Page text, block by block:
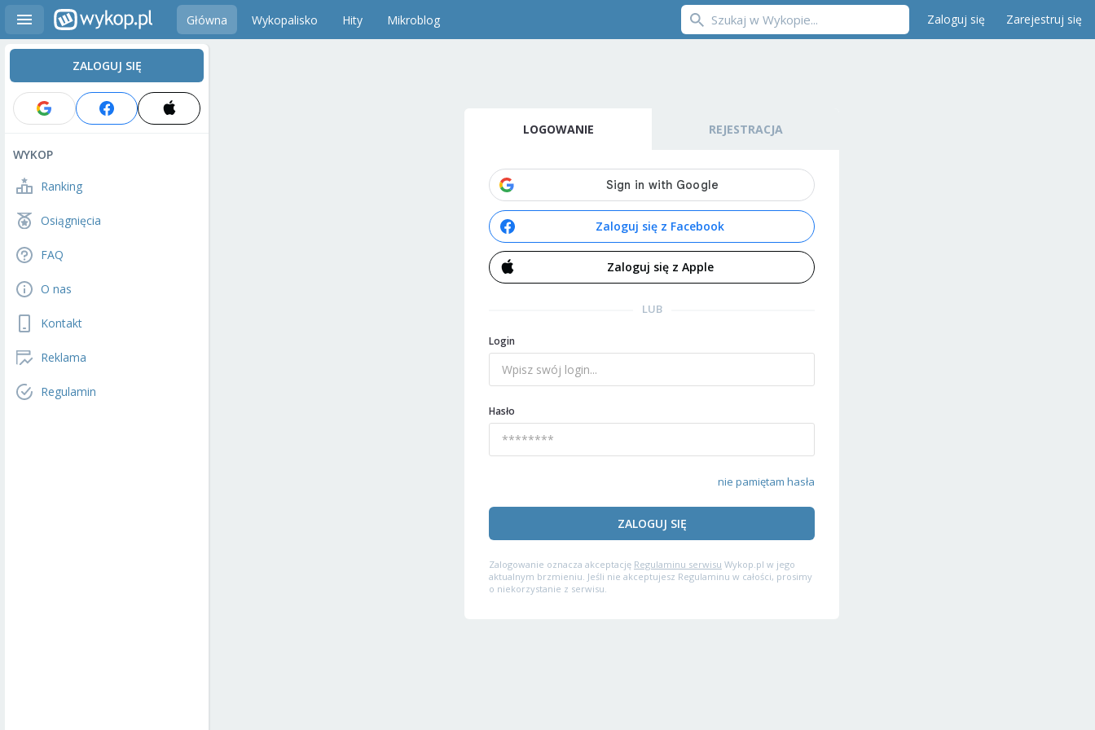
Główna Wykopalisko Hity Mikroblog Zaloguj się Zarejestruj się
ZALOGUJ SIĘ
WYKOP
Ranking
Osiągnięcia
FAQ
O nas
Kontakt
Reklama
Regulamin
LOGOWANIE REJESTRACJA
Zaloguj się z Facebook
Zaloguj się z Apple
LUB
Login
Hasło
nie pamiętam hasła
ZALOGUJ SIĘ
Zalogowanie oznacza akceptację Regulaminu serwisu Wykop.pl w jego
aktualnym brzmieniu. Jeśli nie akceptujesz Regulaminu w całości, prosimy
o niekorzystanie z serwisu.